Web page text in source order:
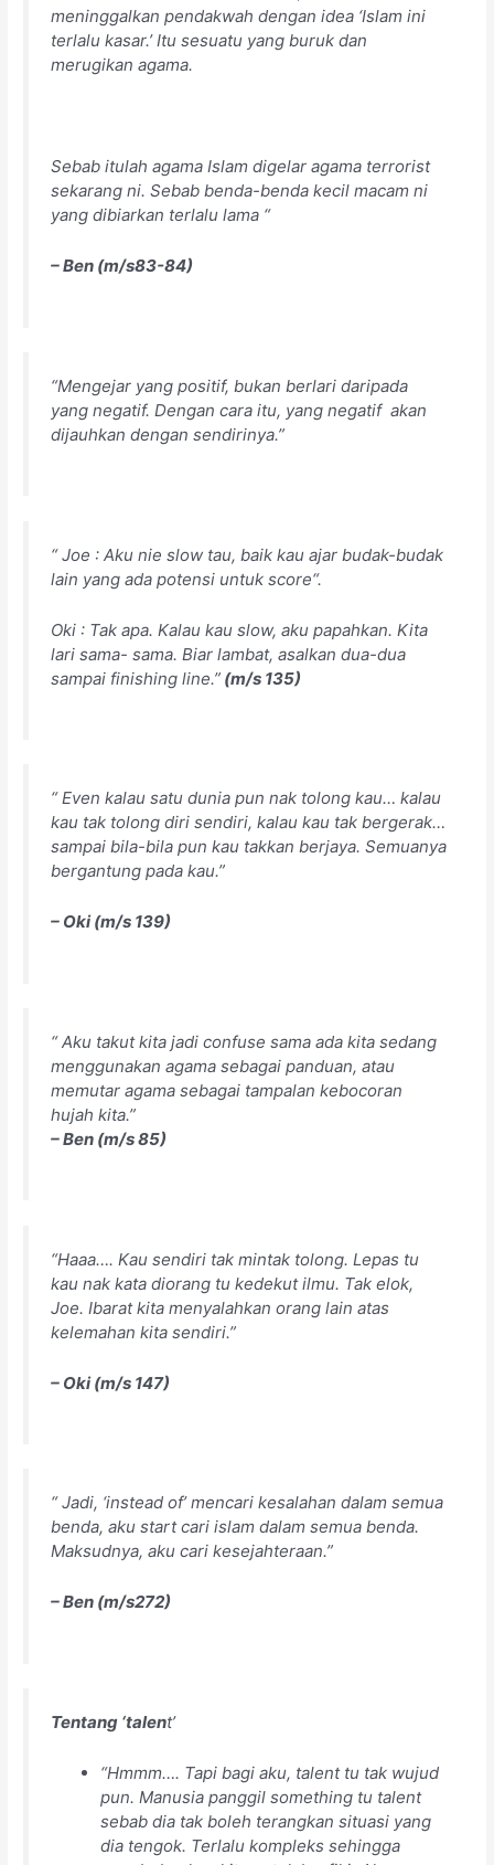
meninggalkan pendakwah dengan idea ‘Islam ini
terlalu kasar.’ Itu sesuatu yang buruk dan
merugikan agama.
Sebab itulah agama Islam digelar agama terrorist
sekarang ni. Sebab benda-benda kecil macam ni
yang dibiarkan terlalu lama “
– Ben (m/s83-84)
“Mengejar yang positif, bukan berlari daripada
yang negatif. Dengan cara itu, yang negatif akan
dijauhkan dengan sendirinya.”
“Joe :Aku nie slow tau, baik kau ajar budak-budak
lain yang ada potensi untuk score“.
Oki : Tak apa. Kalau kau slow, aku papahkan. Kita
lari sama- sama. Biar lambat, asalkan dua-dua
sampai finishing line.” (m/s 135)
“ Even kalau satu dunia pun nak tolong kau… kalau
kau tak tolong diri sendiri, kalau kau tak bergerak…
sampai bila-bila pun kau takkan berjaya. Semuanya
bergantung pada kau.”
– Oki (m/s 139)
“ Aku takut kita jadi confuse sama ada kita sedang
menggunakan agama sebagai panduan, atau
memutar agama sebagai tampalan kebocoran
hujah kita.”
– Ben (m/s 85)
“Haaa…. Kau sendiri tak mintak tolong. Lepas tu
kau nak kata diorang tu kedekut ilmu. Tak elok,
Joe. Ibarat kita menyalahkan orang lain atas
kelemahan kita sendiri.”
– Oki (m/s 147)
“ Jadi, ‘instead of’ mencari kesalahan dalam semua
benda, aku start cari islam dalam semua benda.
Maksudnya, aku cari kesejahteraan.”
– Ben (m/s272)
Tentang ‘talent’
“Hmmm…. Tapi bagi aku, talent tu tak wujud
pun. Manusia panggil something tu talent
sebab dia tak boleh terangkan situasi yang
dia tengok. Terlalu kompleks sehingga